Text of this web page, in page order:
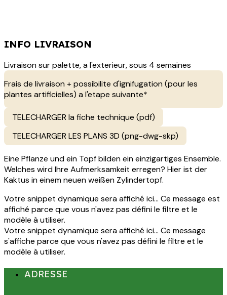
INFO LIVRAISON
Livraison sur palette, a l'exterieur, sous 4 semaines
Frais de livraison + possibilite d'ignifugation (pour les
plantes artificielles) a l'etape suivante*
TELECHARGER la fiche technique (pdf)
TELECHARGER LES PLANS 3D (png-dwg-skp)
Eine Pflanze und ein Topf bilden ein einzigartiges Ensemble.
Welches wird Ihre Aufmerksamkeit erregen? Hier ist der
Kaktus in einem neuen weißen Zylindertopf.
Votre snippet dynamique sera affiché ici... Ce message est
affiché parce que vous n'avez pas défini le filtre et le
modèle à utiliser.
Votre snippet dynamique sera affiché ici... Ce message
s'affiche parce que vous n'avez pas défini le filtre et le
modèle à utiliser.
ADRESSE